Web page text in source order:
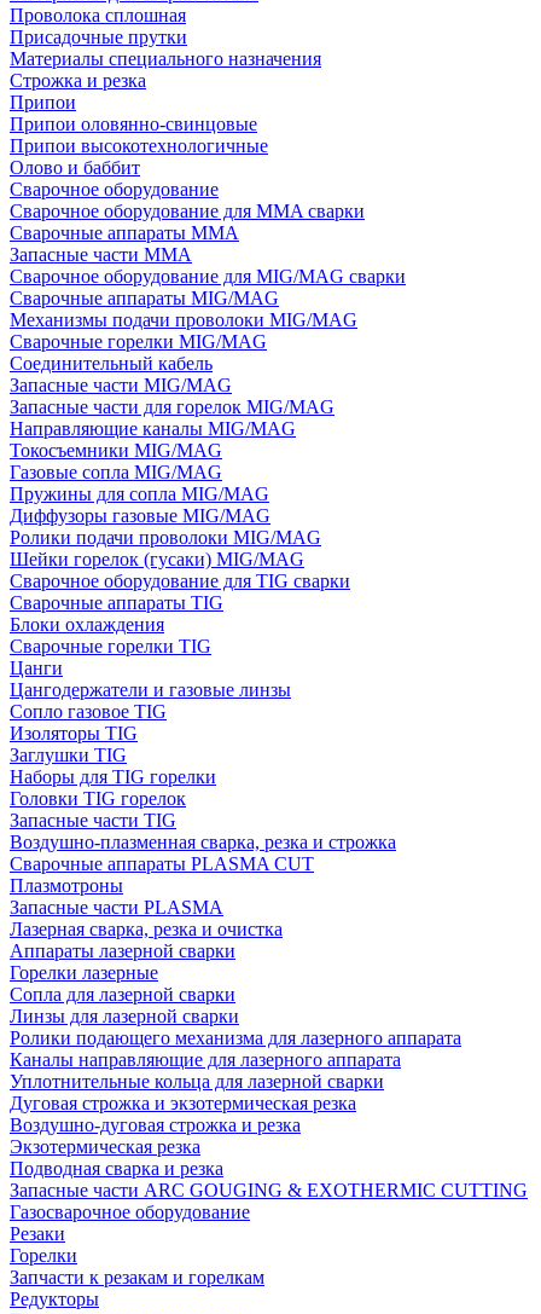
Проволока сплошная
Присадочные прутки
Материалы специального назначения
Строжка и резка
Припои
Припои оловянно-свинцовые
Припои высокотехнологичные
Олово и баббит
Сварочное оборудование
Сварочное оборудование для MMA сварки
Сварочные аппараты MMA
Запасные части MMA
Сварочное оборудование для MIG/MAG сварки
Сварочные аппараты MIG/MAG
Механизмы подачи проволоки MIG/MAG
Сварочные горелки MIG/MAG
Соединительный кабель
Запасные части MIG/MAG
Запасные части для горелок MIG/MAG
Направляющие каналы MIG/MAG
Токосъемники MIG/MAG
Газовые сопла MIG/MAG
Пружины для сопла MIG/MAG
Диффузоры газовые MIG/MAG
Ролики подачи проволоки MIG/MAG
Шейки горелок (гусаки) MIG/MAG
Сварочное оборудование для TIG сварки
Сварочные аппараты TIG
Блоки охлаждения
Сварочные горелки TIG
Цанги
Цангодержатели и газовые линзы
Сопло газовое TIG
Изоляторы TIG
Заглушки TIG
Наборы для TIG горелки
Головки TIG горелок
Запасные части TIG
Воздушно-плазменная сварка, резка и строжка
Сварочные аппараты PLASMA CUT
Плазмотроны
Запасные части PLASMA
Лазерная сварка, резка и очистка
Аппараты лазерной сварки
Горелки лазерные
Сопла для лазерной сварки
Линзы для лазерной сварки
Ролики подающего механизма для лазерного аппарата
Каналы направляющие для лазерного аппарата
Уплотнительные кольца для лазерной сварки
Дуговая строжка и экзотермическая резка
Воздушно-дуговая строжка и резка
Экзотермическая резка
Подводная сварка и резка
Запасные части ARC GOUGING & EXOTHERMIC CUTTING
Газосварочное оборудование
Резаки
Горелки
Запчасти к резакам и горелкам
Редукторы